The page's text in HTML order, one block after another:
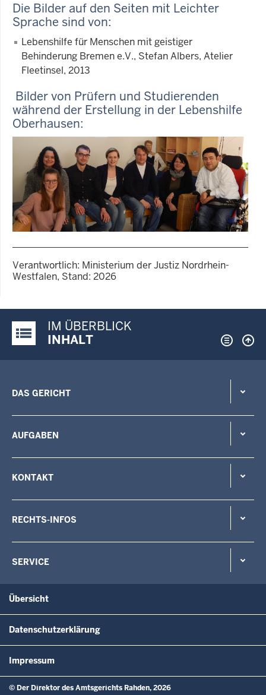
Die Bilder auf den Seiten mit Leichter
Sprache sind von:
Lebenshilfe für Menschen mit geistiger
Behinderung Bremen e.V., Stefan Albers, Atelier
Fleetinsel, 2013
Bilder von Prüfern und Studierenden
während der Erstellung in der Lebenshilfe
Oberhausen:
1 von 4
Oberhausen mit Studierenden
und Frau Weiß (Dozentin
FHR)
Verantwortlich: Ministerium der Justiz Nordrhein-
Westfalen, Stand: 2026
Justiz-Portal im Überblick:
IM ÜBERBLICK
INHALT
DAS GERICHT
AUFGABEN
KONTAKT
RECHTS-INFOS
SERVICE
Übersicht
Datenschutzerklärung
Impressum
© Der Direktor des Amtsgerichts Rahden, 2026